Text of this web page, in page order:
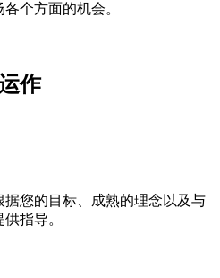
个方面的机会。
作
您的目标、成熟的理念以及与
指导。